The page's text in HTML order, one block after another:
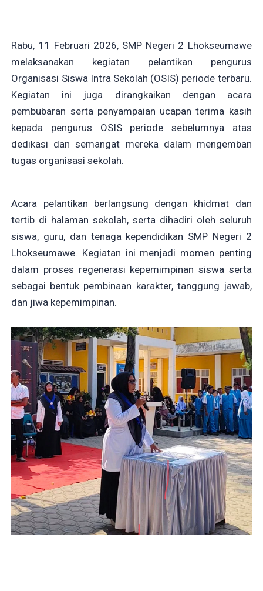
Rabu, 11 Februari 2026, SMP Negeri 2 Lhokseumawe
melaksanakan kegiatan pelantikan pengurus
Organisasi Siswa Intra Sekolah (OSIS) periode terbaru.
Kegiatan ini juga dirangkaikan dengan acara
pembubaran serta penyampaian ucapan terima kasih
kepada pengurus OSIS periode sebelumnya atas
dedikasi dan semangat mereka dalam mengemban
tugas organisasi sekolah.
Acara pelantikan berlangsung dengan khidmat dan
tertib di halaman sekolah, serta dihadiri oleh seluruh
siswa, guru, dan tenaga kependidikan SMP Negeri 2
Lhokseumawe. Kegiatan ini menjadi momen penting
dalam proses regenerasi kepemimpinan siswa serta
sebagai bentuk pembinaan karakter, tanggung jawab,
dan jiwa kepemimpinan.